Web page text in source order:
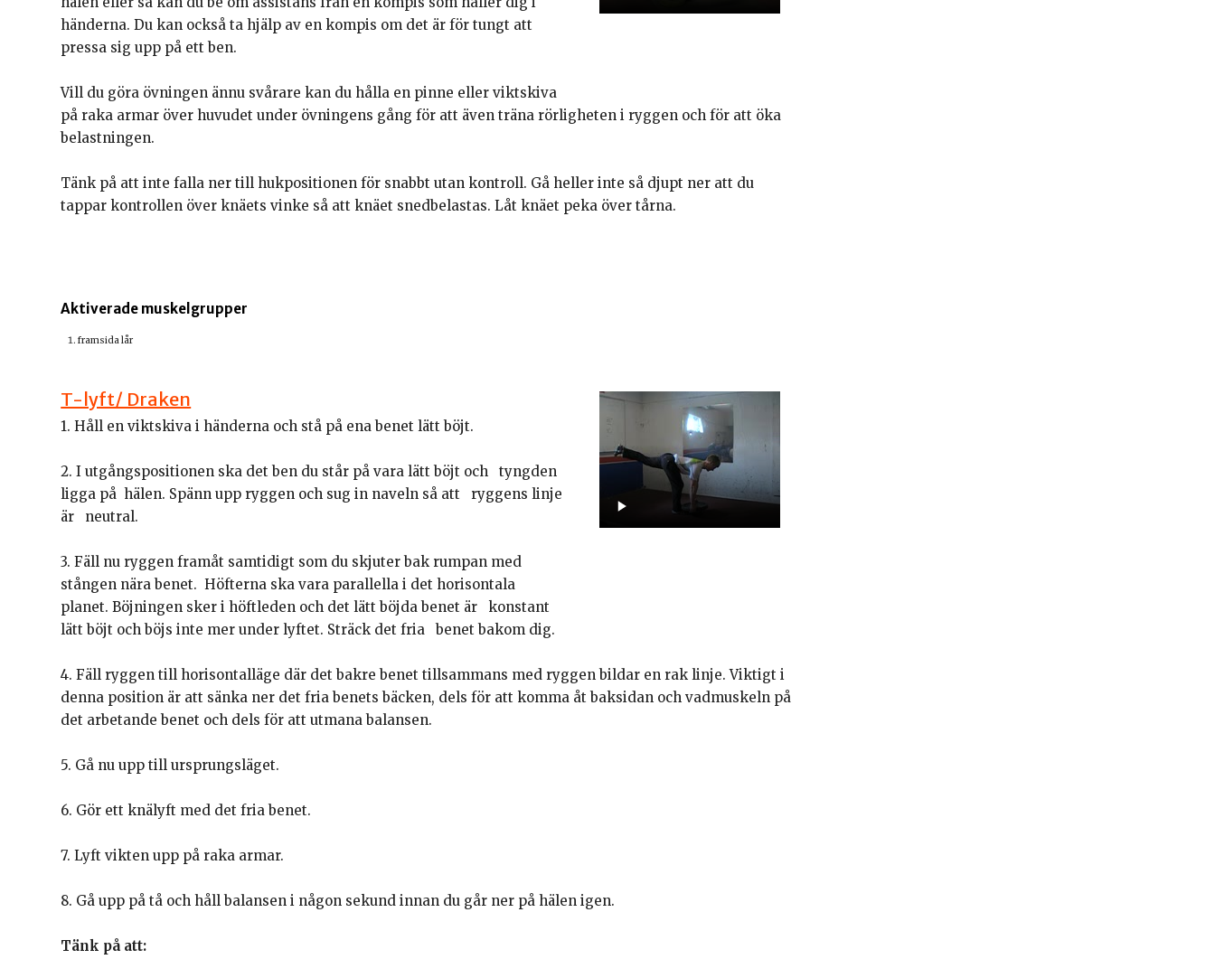
händerna. Du kan också ta hjälp av en kompis om det är för tungt att
pressa sig upp på ett ben.
Vill du göra övningen ännu svårare kan du hålla en pinne eller viktskiva
på raka armar över huvudet under övningens gång för att även träna rörligheten i ryggen och för att öka
belastningen.
Tänk på att inte falla ner till hukpositionen för snabbt utan kontroll. Gå heller inte så djupt ner att du
tappar kontrollen över knäets vinke så att knäet snedbelastas. Låt knäet peka över tårna.
Aktiverade muskelgrupper
framsida lår
T-lyft/ Draken
1. Håll en viktskiva i händerna och stå på ena benet lätt böjt.
2. I utgångspositionen ska det ben du står på vara lätt böjt och tyngden
ligga på hälen. Spänn upp ryggen och sug in naveln så att ryggens linje
är neutral.
3. Fäll nu ryggen framåt samtidigt som du skjuter bak rumpan med
stången nära benet. Höfterna ska vara parallella i det horisontala
planet. Böjningen sker i höftleden och det lätt böjda benet är konstant
lätt böjt och böjs inte mer under lyftet. Sträck det fria benet bakom dig.
4. Fäll ryggen till horisontalläge där det bakre benet tillsammans med ryggen bildar en rak linje. Viktigt i
denna position är att sänka ner det fria benets bäcken, dels för att komma åt baksidan och vadmuskeln på
det arbetande benet och dels för att utmana balansen.
5. Gå nu upp till ursprungsläget.
6. Gör ett knälyft med det fria benet.
7. Lyft vikten upp på raka armar.
8. Gå upp på tå och håll balansen i någon sekund innan du går ner på hälen igen.
Tänk på att: